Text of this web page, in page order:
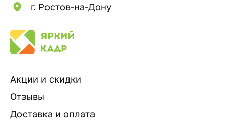
г. Ростов-на-Дону
Акции и скидки
Отзывы
Доставка и оплата